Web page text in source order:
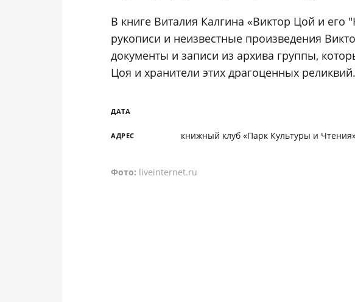
В книге Виталия Калгина «Виктор Цой и
рукописи и неизвестные произведения
документы и записи из архива группы,
Цоя и хранители этих драгоценных реликвий.
ДАТА
АДРЕС книжный клуб «Парк Культуры и
Фото: liveinternet.ru